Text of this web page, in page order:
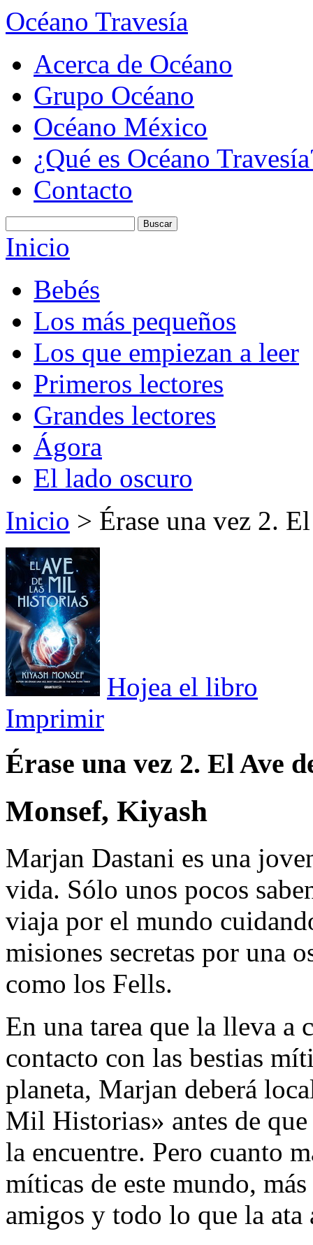
Océano Travesía
Acerca de Océano
Grupo Océano
Océano México
¿Qué es Océano
Contacto
Inicio
Bebés
Los más pequeños
Los que empiezan a leer
Primeros lectores
Grandes lectores
Ágora
El lado oscuro
Inicio > Érase una vez 2.
Hojea el libro
Imprimir
Érase una vez 2. El Ave
Monsef, Kiyash
Marjan Dastani es una
vida. Sólo unos pocos
viaja por el mundo
misiones secretas por una
como los Fells.
En una tarea que la lleva a
contacto con las bestias
planeta, Marjan deberá
Mil Historias» antes de
la encuentre. Pero cuanto
míticas de este mundo,
amigos y todo lo que la